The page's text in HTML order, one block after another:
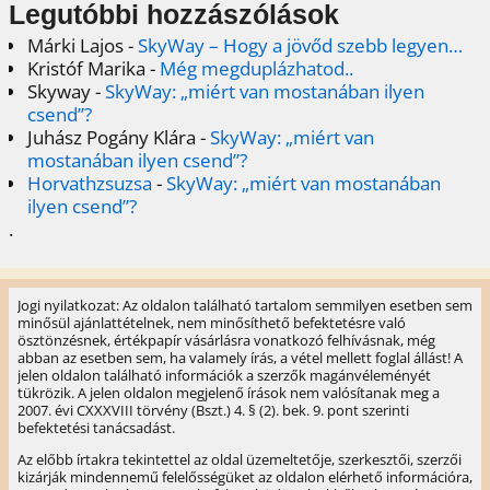
Legutóbbi hozzászólások
Márki Lajos-SkyWay – Hogy a jövőd szebb legyen…
Kristóf Marika - Még megduplázhatod..
Skyway-SkyWay: „miért van mostanában ilyen
csend”?
Juhász Pogány Klára -SkyWay: „miért van
mostanában ilyen csend”?
Horvathzsuzsa -SkyWay: „miért van mostanában
ilyen csend”?
.
Jogi nyilatkozat: Az oldalon található tartalom semmilyen esetben sem
minősül ajánlattételnek, nem minősíthető befektetésre való
ösztönzésnek, értékpapír vásárlásra vonatkozó felhívásnak, még
abban az esetben sem, ha valamely írás, a vétel mellett foglal állást! A
jelen oldalon található információk a szerzők magánvéleményét
tükrözik. A jelen oldalon megjelenő írások nem valósítanak meg a
2007. évi CXXXVIII törvény (Bszt.) 4. § (2). bek. 9. pont szerinti
befektetési tanácsadást.
Az előbb írtakra tekintettel az oldal üzemeltetője, szerkesztői, szerzői
kizárják mindennemű felelősségüket az oldalon elérhető információra,